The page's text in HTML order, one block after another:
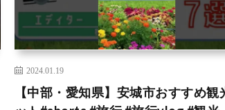
2024.01.19
【中部・愛知県】安城市おすすめ観